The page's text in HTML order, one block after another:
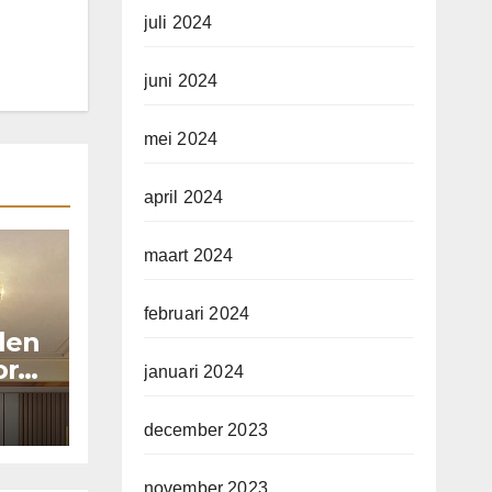
juli 2024
juni 2024
mei 2024
april 2024
maart 2024
februari 2024
januari 2024
december 2023
november 2023